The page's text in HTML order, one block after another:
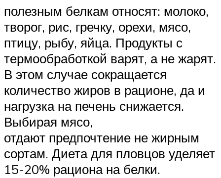
полезным белкам относят: молоко,
творог, рис, гречку, орехи, мясо,
птицу, рыбу, яйца. Продукты с
термообработкой варят, а не жарят.
В этом случае сокращается
количество жиров в рационе, да и
нагрузка на печень снижается.
Выбирая мясо,
отдают предпочтение не жирным
сортам. Диета для пловцов уделяет
15-20% рациона на белки.